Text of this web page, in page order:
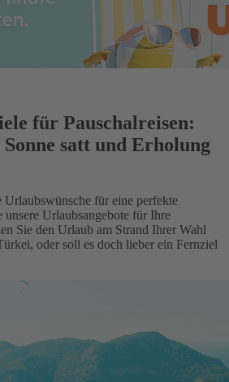
für Pauschalreisen:
satt und Erholung
für eine perfekte
unsere Urlaubsangebote für Ihre
Sie den Urlaub am Strand Ihrer Wahl
oder soll es doch lieber ein Fernziel